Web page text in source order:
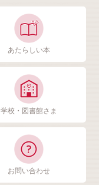
あたらしい本
学校・図書館さま
お問い合わせ